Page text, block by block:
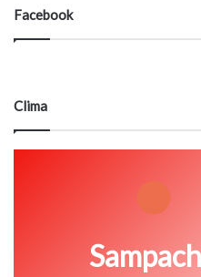
Facebook
Clima